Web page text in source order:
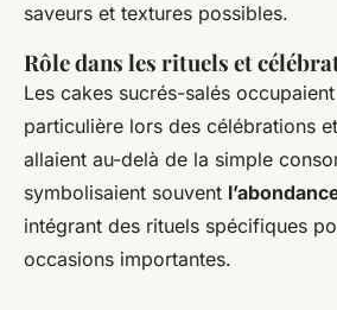
saveurs et textures possibles.
Rôle dans les rituels et
Les cakes sucrés-salés
particulière lors des célébrations
allaient au-delà de la simple
symbolisaient souvent
intégrant des rituels spécifiques
occasions importantes.